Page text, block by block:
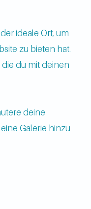
ideale Ort, um
zu bieten hat.
du mit deinen
deine
Galerie hinzu